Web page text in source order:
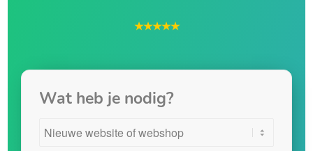
★★★★★
Wat heb je nodig?